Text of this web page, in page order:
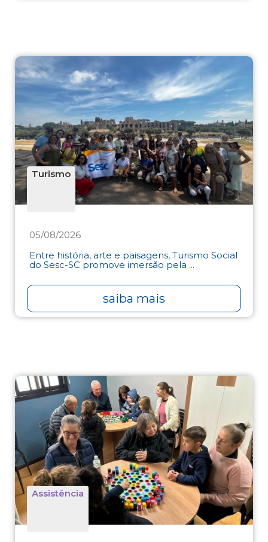
Turismo
05/08/2026
Entre história, arte e paisagens, Turismo Social
do Sesc-SC promove imersão pela ...
saiba mais
Assistência